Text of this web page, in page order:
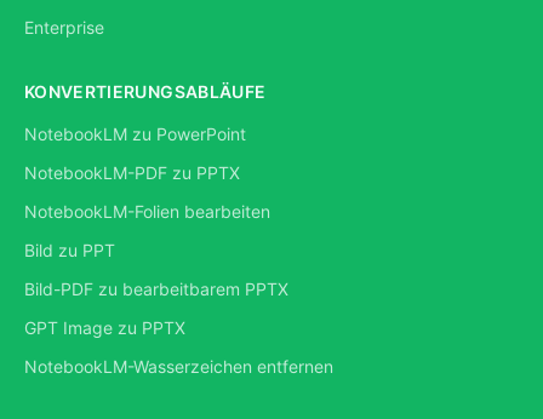
Enterprise
KONVERTIERUNGSABLÄUFE
NotebookLM zu PowerPoint
NotebookLM-PDF zu PPTX
NotebookLM-Folien bearbeiten
Bild zu PPT
Bild-PDF zu bearbeitbarem PPTX
GPT Image zu PPTX
NotebookLM-Wasserzeichen entfernen